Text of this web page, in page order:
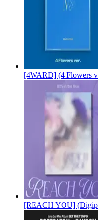
[4WARD] (4 Flowers
[REACH YOU]